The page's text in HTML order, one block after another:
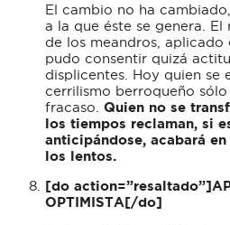
El cambio no ha
a la que éste se genera.
de los meandros,
pudo consentir quizá
displicentes. Hoy quien se
cerrilismo berroqueño
fracaso. Quien no se
los tiempos reclaman, si
anticipándose, acabará
los lentos.
[do
OPTIMISTA[/do]